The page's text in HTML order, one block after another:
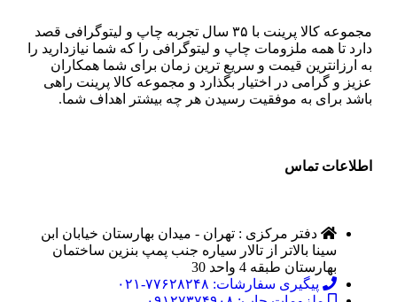
مجموعه کالا پرینت با ۳۵ سال تجربه چاپ و لیتوگرافی قصد
دارد تا همه ملزومات چاپ و لیتوگرافی را که شما نیازدارید را
به ارزانترین قیمت و سریع ترین زمان برای شما همکاران
عزیز و گرامی در اختیار بگذارد و مجموعه کالا پرینت راهی
باشد برای به موفقیت رسیدن هر چه بیشتر اهداف شما.
اطلاعات تماس
دفتر مرکزی : تهران - میدان بهارستان خیابان ابن
سینا بالاتر از تالار سیاره جنب پمپ بنزین ساختمان
بهارستان طبقه 4 واحد 30
پیگیری سفارشات: ۷۷۶۲۸۲۴۸-۰۲۱